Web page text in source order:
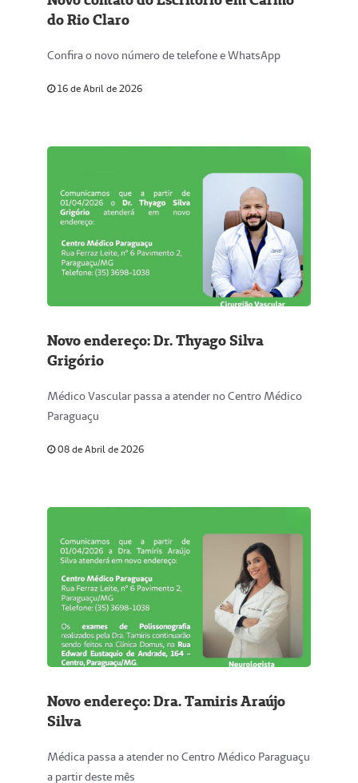
do Rio Claro
Confira o novo número de telefone e WhatsApp
16 de Abril de 2026
Novo endereço: Dr. Thyago Silva
Grigório
Médico Vascular passa a atender no Centro Médico
Paraguaçu
08 de Abril de 2026
Novo endereço: Dra. Tamiris Araújo
Silva
Médica passa a atender no Centro Médico Paraguaçu
a partir deste mês